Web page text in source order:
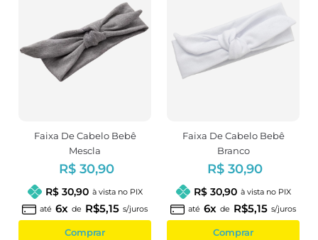
Faixa De Cabelo Bebê
Mescla
R$ 30,90
R$ 30,90 à vista no PIX
até 6x de R$5,15 s/juros
Comprar
Faixa De Cabelo Bebê
Branco
R$ 30,90
R$ 30,90 à vista no PIX
até 6x de R$5,15 s/juros
Comprar